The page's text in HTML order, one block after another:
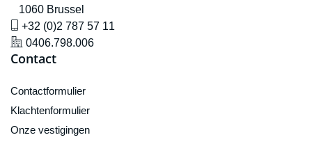
1060 Brussel
icône de gsm
+32 (0)2 787 57 11
icône de localisation
0406.798.006
Contact
Contactformulier
Klachtenformulier
Onze vestigingen